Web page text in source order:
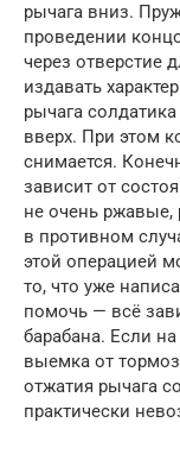
рычага вниз.
проведении
через отверстие
издавать
рычага
вверх. При этом
снимается.
зависит от
не очень ржавые,
в противном
этой операцией
то, что уже
помочь — всё
барабана. Если
выемка от
отжатия рычага
практически